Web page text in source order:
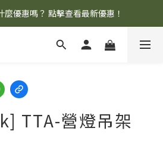
麼優惠嗎？ 點擊查看最新優惠！
麼優惠嗎？ 點擊查看最新優惠！
滿 $1,000 即享免運優惠
TTA-營燈吊架